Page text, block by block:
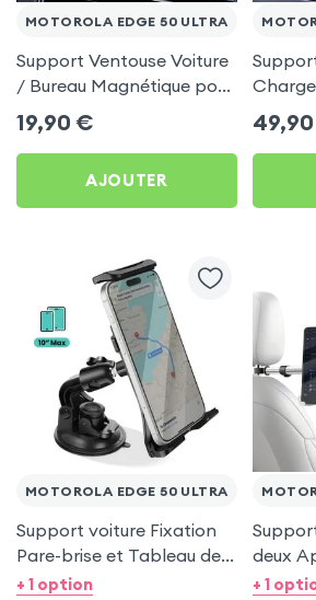
MOTOROLA EDGE 50 ULTRA
Support Ventouse Voiture
/ Bureau Magnétique pour
Motorola Edge 50 Ultra
19,90 €
AJOUTER
Edge
49,90
MOTOROLA EDGE 50 ULTRA
Support voiture Fixation
Pare-brise et Tableau de
bord pour Motorola Edge
+ 1 option
deux
Tête
+ 1